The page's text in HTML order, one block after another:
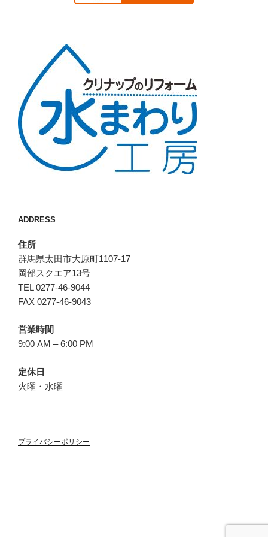
ADDRESS
住所
群馬県太田市大原町1107-17
岡部スクエア13号
TEL 0277-46-9044
FAX 0277-46-9043
営業時間
9:00 AM – 6:00 PM
定休日
火曜・水曜
プライバシーポリシー